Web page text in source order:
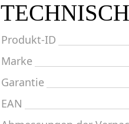
Produkt-ID
Marke
Garantie
EAN